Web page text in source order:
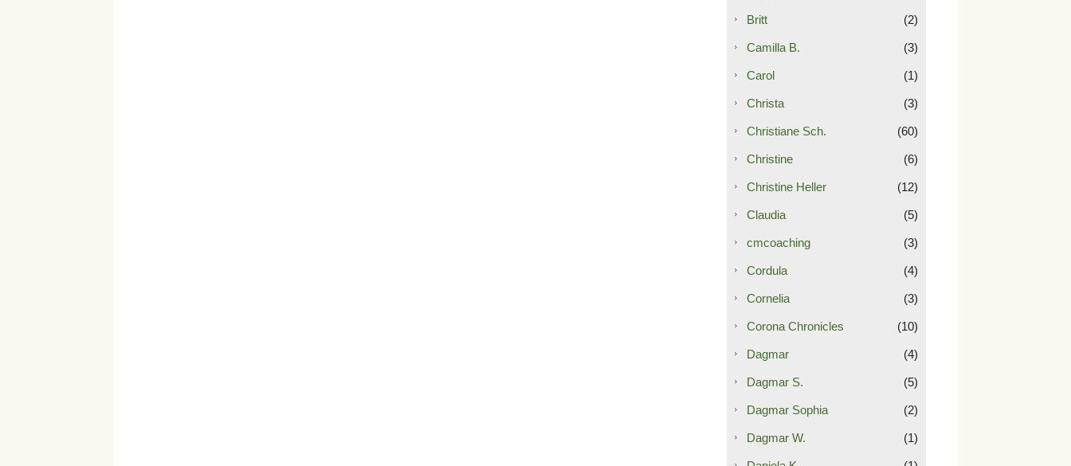
Britt (2)
Camilla B. (3)
Carol (1)
Christa (3)
Christiane Sch. (60)
Christine (6)
Christine Heller (12)
Claudia (5)
cmcoaching (3)
Cordula (4)
Cornelia (3)
Corona Chronicles (10)
Dagmar (4)
Dagmar S. (5)
Dagmar Sophia (2)
Dagmar W. (1)